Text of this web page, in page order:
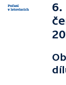
6.